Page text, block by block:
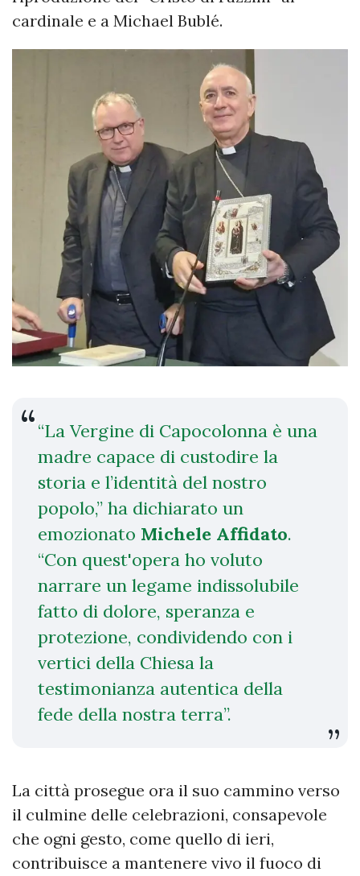
cardinale e a Michael Bublé.
“La Vergine di Capocolonna è una
madre capace di custodire la
storia e l’identità del nostro
popolo,” ha dichiarato un
emozionato Michele Affidato.
“Con quest'opera ho voluto
narrare un legame indissolubile
fatto di dolore, speranza e
protezione, condividendo con i
vertici della Chiesa la
testimonianza autentica della
fede della nostra terra”.
La città prosegue ora il suo cammino verso
il culmine delle celebrazioni, consapevole
che ogni gesto, come quello di ieri,
contribuisce a mantenere vivo il fuoco di